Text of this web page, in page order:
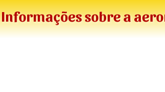
Informações sobre a